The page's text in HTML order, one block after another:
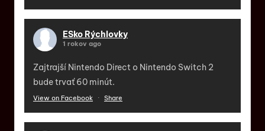
ESko Rýchlovky
1 rokov ago
Zajtrajší Nintendo Direct o Nintendo Switch 2
bude trvať 60 minút.
View on Facebook · Share